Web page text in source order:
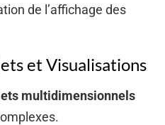
de l’affichage des
et Visualisations
multidimensionnels